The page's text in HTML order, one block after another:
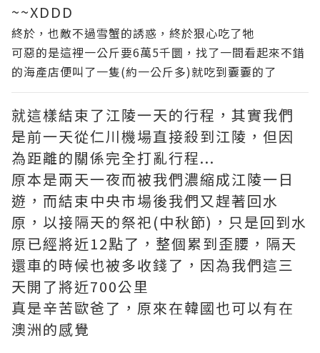
~~XDDD
終於，也敵不過雪蟹的誘惑，終於狠心吃了牠
可惡的是這裡一公斤要6萬5千圜，找了一間看起來不錯
的海產店便叫了一隻(約一公斤多)就吃到嫑嫑的了
就這樣結束了江陵一天的行程，其實我們
是前一天從仁川機場直接殺到江陵，但因
為距離的關係完全打亂行程...
原本是兩天一夜而被我們濃縮成江陵一日
遊，而結束中央市場後我們又趕著回水
原，以接隔天的祭祀(中秋節)，只是回到水
原已經將近12點了，整個累到歪腰，隔天
還車的時候也被多收錢了，因為我們這三
天開了將近700公里
真是辛苦歐爸了，原來在韓國也可以有在
澳洲的感覺